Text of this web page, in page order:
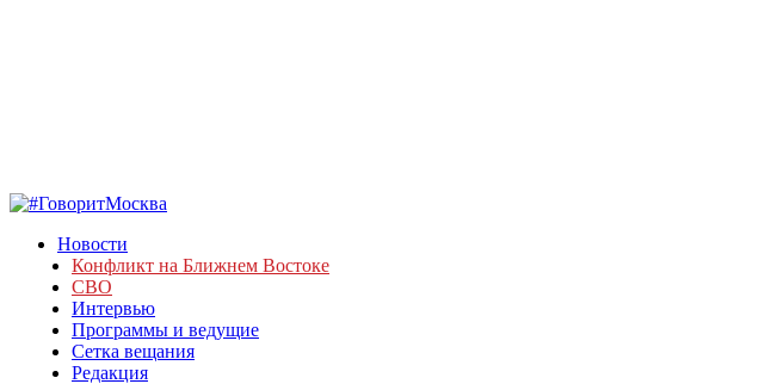
Новости
Конфликт на Ближнем Востоке
СВО
Интервью
Программы и ведущие
Сетка вещания
Редакция